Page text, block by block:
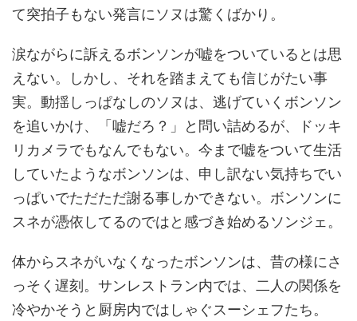
て突拍子もない発言にソヌは驚くばかり。
涙ながらに訴えるボンソンが嘘をついているとは思
えない。しかし、それを踏まえても信じがたい事
実。動揺しっぱなしのソヌは、逃げていくボンソン
を追いかけ、「嘘だろ？」と問い詰めるが、ドッキ
リカメラでもなんでもない。今まで嘘をついて生活
していたようなボンソンは、申し訳ない気持ちでい
っぱいでただただ謝る事しかできない。ボンソンに
スネが憑依してるのではと感づき始めるソンジェ。
体からスネがいなくなったボンソンは、昔の様にさ
っそく遅刻。サンレストラン内では、二人の関係を
冷やかそうと厨房内ではしゃぐスーシェフたち。